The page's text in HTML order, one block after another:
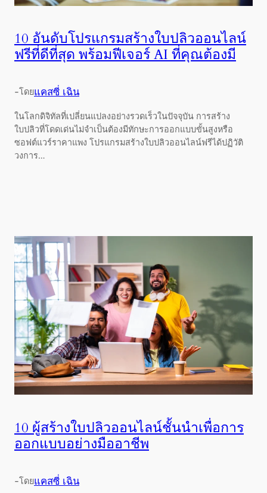
10 อันดับโปรแกรมสร้างใบปลิวออนไลน์
ฟรีที่ดีที่สุด พร้อมฟีเจอร์ AI ที่คุณต้องมี
-โดยแคสซี่ เฉิน
ในโลกดิจิทัลที่เปลี่ยนแปลงอย่างรวดเร็วในปัจจุบัน การสร้าง
ใบปลิวที่โดดเด่นไม่จำเป็นต้องมีทักษะการออกแบบขั้นสูงหรือ
ซอฟต์แวร์ราคาแพง โปรแกรมสร้างใบปลิวออนไลน์ฟรีได้ปฏิวัติ
วงการ…
10 ผู้สร้างใบปลิวออนไลน์ชั้นนำเพื่อการ
ออกแบบอย่างมืออาชีพ
-โดยแคสซี่ เฉิน